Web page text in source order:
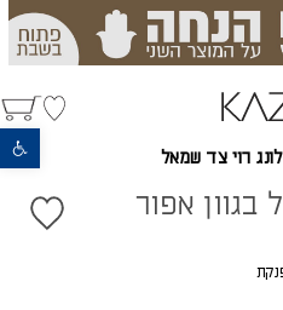
פתח סרגל נגישות
רוי צד שמאל
בגוון אפור